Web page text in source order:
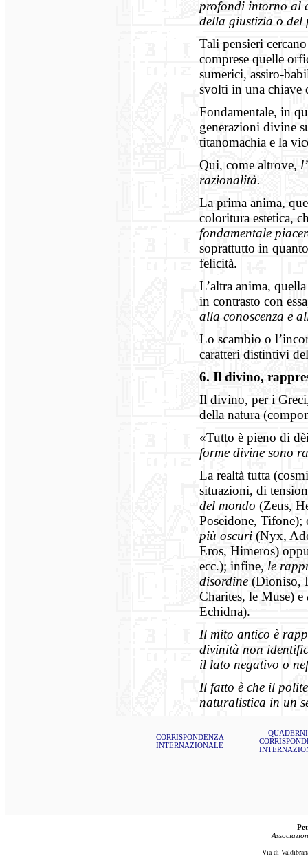
profondi intorno al
della giustizia o del
Tali pensieri
comprese quelle
sumerici, assiro-
svolti in una chiave
Fondamentale, in
generazioni divine
titanomachia e la
Qui, come altrove,
razionalità.
La prima anima,
coloritura estetica,
fondamentale
soprattutto in
felicità.
L’altra anima,
in contrasto con
alla conoscenza e
Lo scambio o
caratteri distintivi
6. Il divino,
Il divino, per i
della natura
«Tutto è pieno di
forme divine sono
La realtà tutta
situazioni, di
del mondo (Zeus,
Poseidone,
più oscuri (Nyx,
Eros, Himeros)
ecc.); infine, le
disordine (Dioniso,
Charites, le Muse) e
Echidna).
Il mito antico è
divinità non
il lato negativo o
Il fatto è che il
naturalistica in un
CORRISPONDENZA
INTERNAZIONALE
Via di